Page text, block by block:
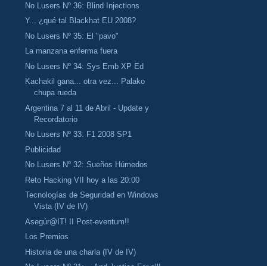
No Lusers Nº 36: Blind Injections
Y... ¿qué tal Blackhat EU 2008?
No Lusers Nº 35: El "pavo"
La manzana enferma fuera
No Lusers Nº 34: Sys Emb XP Ed
Kachakil gana... otra vez... Palako
chupa rueda
Argentina 7 al 11 de Abril - Update y
Recordatorio
No Lusers Nº 33: F1 2008 SP1
Publicidad
No Lusers Nº 32: Sueños Húmedos
Reto Hacking VII hoy a las 20:00
Tecnologías de Seguridad en Windows
Vista (IV de IV)
Asegúr@IT! II Post-eventum!!
Los Premios
Historia de una charla (IV de IV)